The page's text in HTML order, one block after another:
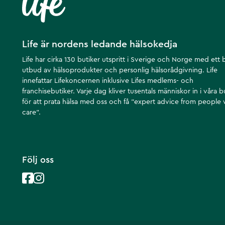
Life är nordens ledande hälsokedja
Life har cirka 130 butiker utspritt i Sverige och Norge med ett
utbud av hälsoprodukter och personlig hälsorådgivning. Life
innefattar Lifekoncernen inklusive Lifes medlems- och
franchisebutiker. Varje dag kliver tusentals människor in i våra
för att prata hälsa med oss och få ”expert advice from people
care”.
Följ oss